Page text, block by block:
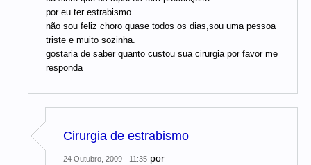
por eu ter estrabismo.
não sou feliz choro quase todos os dias,sou uma pessoa
triste e muito sozinha.
gostaria de saber quanto custou sua cirurgia por favor me
responda
Cirurgia de estrabismo
24 Outubro, 2009 - 11:35 por